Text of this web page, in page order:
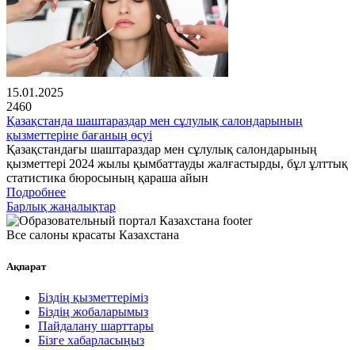
15.01.2025
2460
Қазақстанда шаштараздар мен сұлулық салондарының
қызметтеріне бағаның өсуі
Қазақстандағы шаштараздар мен сұлулық салондарының
қызметтері 2024 жылы қымбаттауды жалғастырды, бұл ұлттық
статистика бюросының қараша айын
Подробнее
Барлық жаңалықтар
Все салоны красаты Казахстана
Ақпарат
Біздің қызметтеріміз
Біздің жобаларымыз
Пайдалану шарттары
Бізге хабарласыңыз